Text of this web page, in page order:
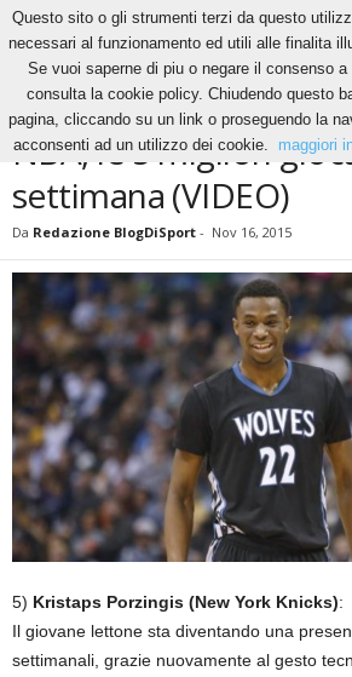
Basket NBA, le 5 migliori giocate della
BASKET
NBA, le 5 migliori
settimana (VIDEO)
Da Redazione BlogDiSport - Nov 16, 2015
5) Kristaps Porzingis (New York Knicks):
Il giovane lettone sta diventando una
settimanali, grazie nuovamente al gesto
Questo sito o gli strumenti terzi da questo
necessari al funzionamento ed utili alle finalita
Se vuoi saperne di piu o negare il consenso
consulta la cookie policy. Chiudendo questo
pagina, cliccando su un link o proseguendo la
acconsenti ad un utilizzo dei cookie.
maggiori